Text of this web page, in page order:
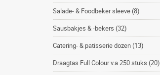
Salade- & Foodbeker sleeve (8)
Sausbakjes & -bekers (32)
Catering- & patisserie dozen (13)
Draagtas Full Colour v.a 250 stuks (20)